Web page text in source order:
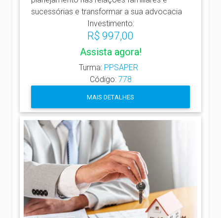
sucessórias e transformar a sua advocacia
Investimento:
R$ 997,00
Assista agora!
Turma: PPSAPER
Código: 778
MAIS DETALHES